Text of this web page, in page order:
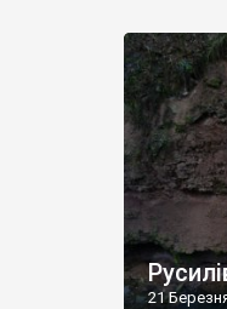
21